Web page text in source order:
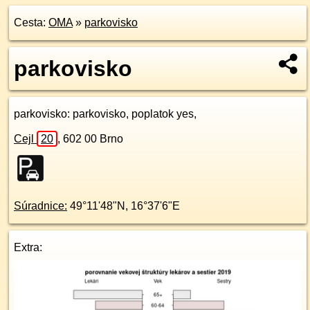
Cesta: OMA» parkovisko
parkovisko
parkovisko: parkovisko, poplatok yes,
Cejl 20 , 602 00 Brno
Súradnice: 49°11'48"N , 16°37'6"E
Extra: